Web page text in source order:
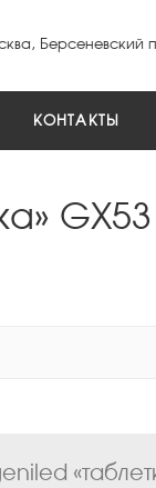
Берсеневский
КОНТАКТЫ
GX53